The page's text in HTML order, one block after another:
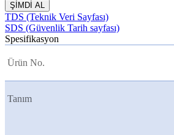
ŞİMDİ AL
TDS (Teknik Veri Sayfası)
SDS (Güvenlik Tarih sayfası)
Spesifikasyon
Ürün No.
Tanım